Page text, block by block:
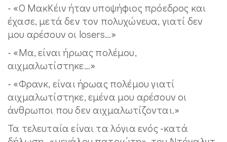
- «Ο ΜακΚέιν ήταν υποψήφιος πρόεδρος και
έχασε, μετά δεν τον πολυχώνευα, γιατί δεν
μου αρέσουν οι losers…»
- «Μα, είναι ήρωας πολέμου,
αιχμαλωτίστηκε…»
- «Φρανκ, είναι ήρωας πολέμου γιατί
αιχμαλωτίστηκε, εμένα μου αρέσουν οι
άνθρωποι που δεν αιχμαλωτίζονται.»
Τα τελευταία είναι τα λόγια ενός -κατά